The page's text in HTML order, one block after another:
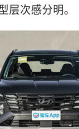
层次感分明。